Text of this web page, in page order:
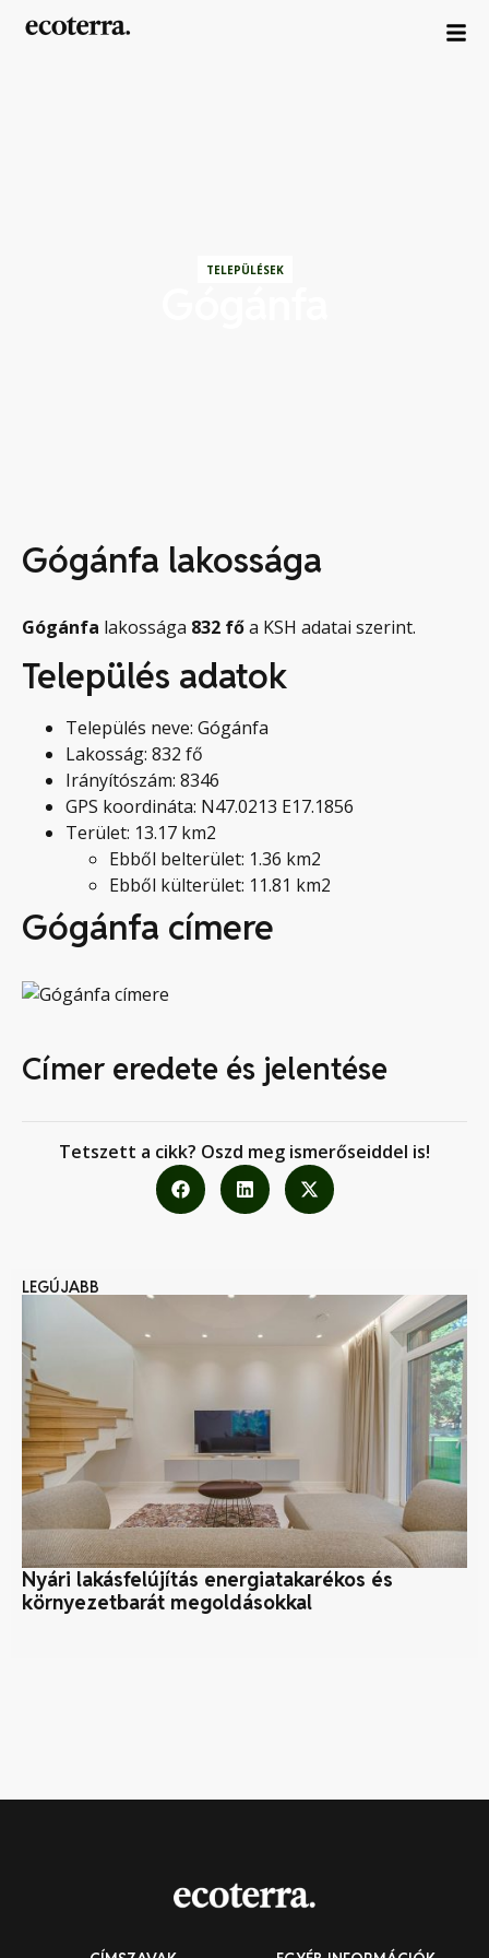
TELEPÜLÉSEK
Gógánfa lakossága
Gógánfa lakossága 832 főa KSH adatai szerint.
Település adatok
Település neve: Gógánfa
Lakosság: 832 fő
Irányítószám: 8346
GPS koordináta: N47.0213 E17.1856
Terület: 13.17 km2
Ebből belterület: 1.36 km2
Ebből külterület: 11.81 km2
Gógánfa címere
Címer eredete és jelentése
Tetszett a cikk? Oszd meg ismerőseiddel is!
LEGÚJABB
Nyári lakásfelújítás energiatakarékos és
környezetbarát megoldásokkal